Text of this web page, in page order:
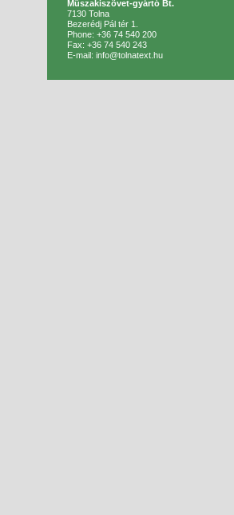
Műszakiszövet-gyártó Bt.
7130 Tolna
Bezerédj Pál tér 1.
Phone: +36 74 540 200
Fax: +36 74 540 243
E-mail: info@tolnatext.hu